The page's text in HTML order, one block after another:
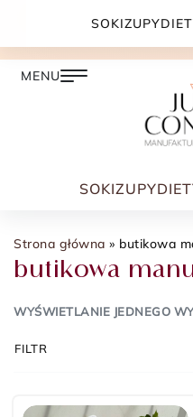
DARMOWA DOSTAWA
SOKIZUPY
Strona główna » butikowa
butikowa
WYŚWIETLANIE JEDNEGO
FILTR
SOKIZUPY